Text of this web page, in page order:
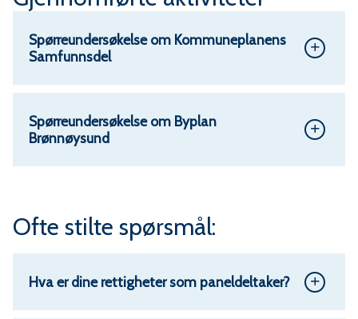
Spørreundersøkelse om Kommuneplanens
Samfunnsdel
Spørreundersøkelse om Byplan
Brønnøysund
Ofte stilte spørsmål:
Hva er dine rettigheter som paneldeltaker?